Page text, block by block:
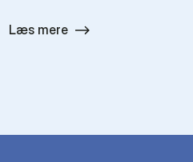
Læs mere